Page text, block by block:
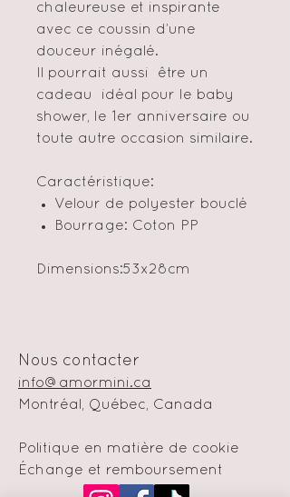
chaleureuse et inspirante
avec ce coussin d’une
douceur inégalé.
Il pourrait aussi être un
cadeau idéal pour le baby
shower, le 1er anniversaire ou
toute autre occasion similaire.
Caractéristique:
Velour de polyester bouclé
Bourrage: Coton PP
Dimensions:53x28cm
Nous contacter
info@amormini.ca
Montréal, Québec, Canada
Politique en matière de cookie
Échange et remboursement